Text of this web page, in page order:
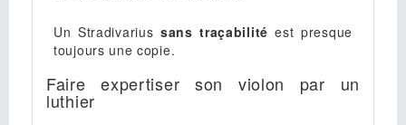
Un Stradivarius sans traçabilité est presque
toujours une copie.
Faire expertiser son violon par un
luthier